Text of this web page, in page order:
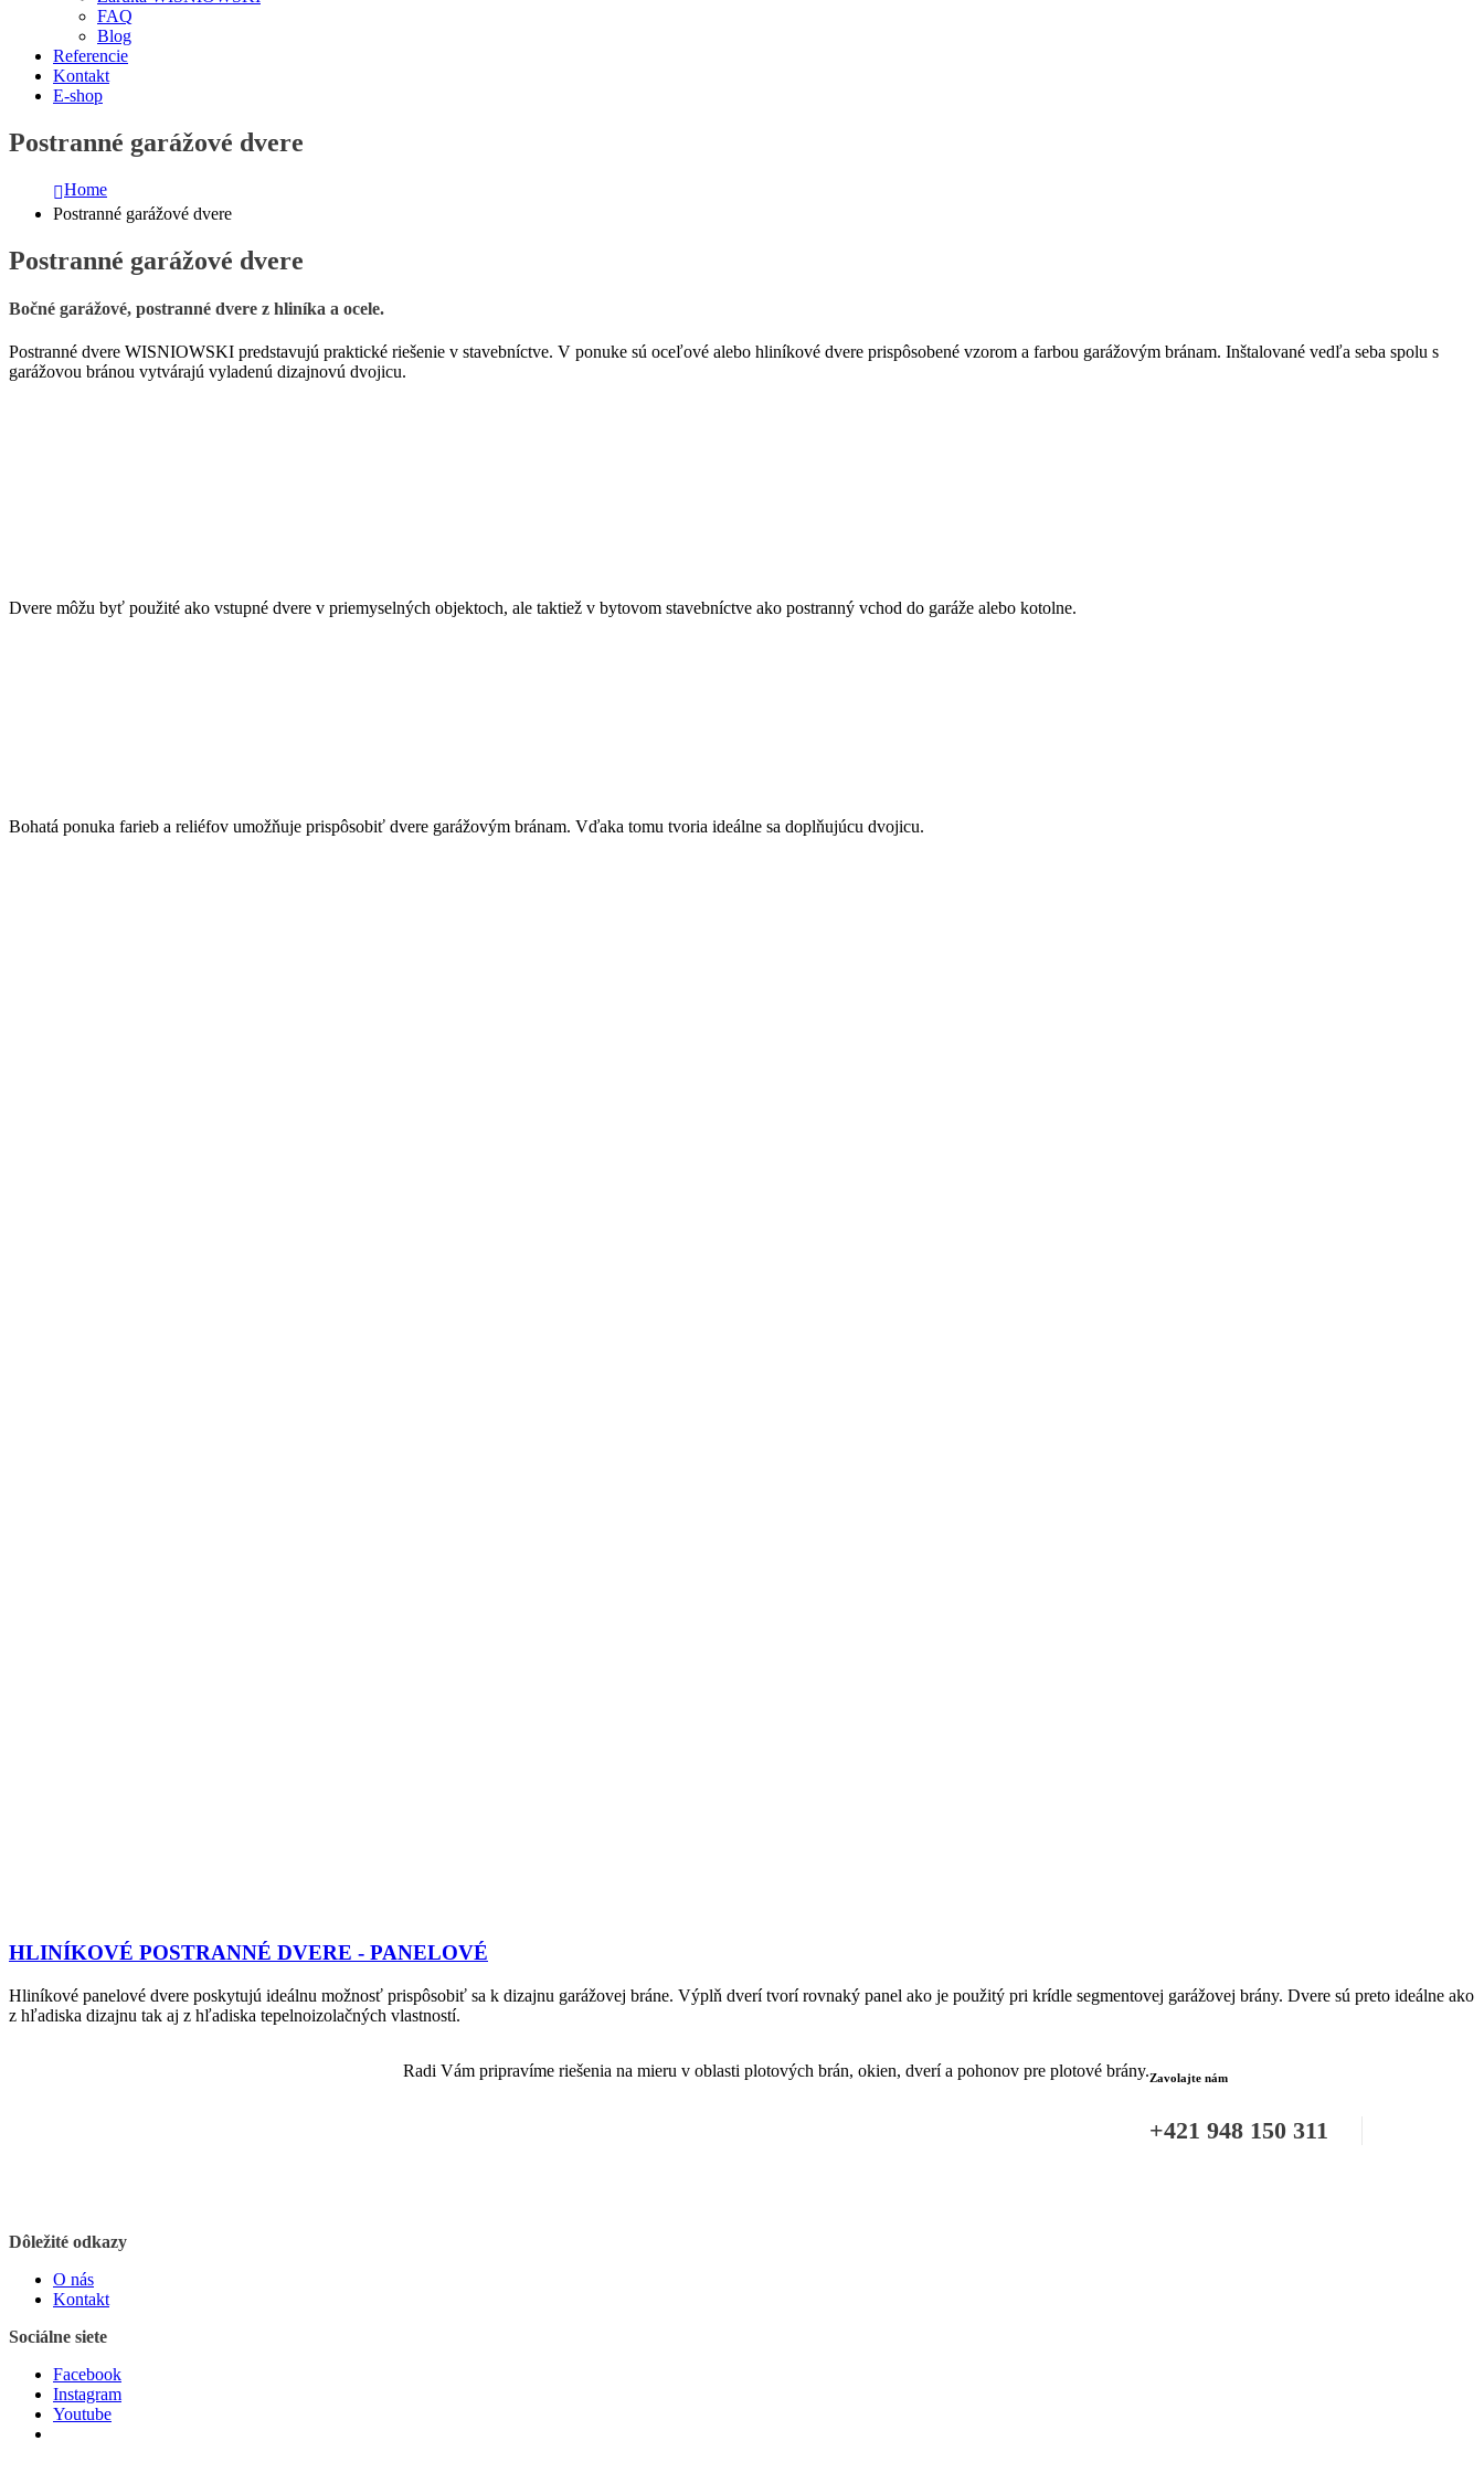
FAQ
Blog
Referencie
Kontakt
E-shop
Postranné garážové dvere
Home
Postranné garážové dvere
Postranné garážové dvere
Bočné garážové, postranné dvere z hliníka a ocele.
Postranné dvere WISNIOWSKI predstavujú praktické riešenie v stavebníctve. V ponuke sú oceľové alebo hliníkové dvere prispôsobené vzorom a farbou garážovým bránam. Inštalované vedľa seba spolu s
garážovou bránou vytvárajú vyladenú dizajnovú dvojicu.
Dvere môžu byť použité ako vstupné dvere v priemyselných objektoch, ale taktiež v bytovom stavebníctve ako postranný vchod do garáže alebo kotolne.
Bohatá ponuka farieb a reliéfov umožňuje prispôsobiť dvere garážovým bránam. Vďaka tomu tvoria ideálne sa doplňujúcu dvojicu.
HLINÍKOVÉ POSTRANNÉ DVERE - PANELOVÉ
Hliníkové panelové dvere poskytujú ideálnu možnosť prispôsobiť sa k dizajnu garážovej bráne. Výplň dverí tvorí rovnaký panel ako je použitý pri krídle segmentovej garážovej brány. Dvere sú preto ideálne ako
z hľadiska dizajnu tak aj z hľadiska tepelnoizolačných vlastností.
Radi Vám pripravíme riešenia na mieru v oblasti plotových brán, okien, dverí a pohonov pre plotové brány.Zavolajte nám
+421 948 150 311
Dôležité odkazy
O nás
Kontakt
Sociálne siete
Facebook
Instagram
Youtube